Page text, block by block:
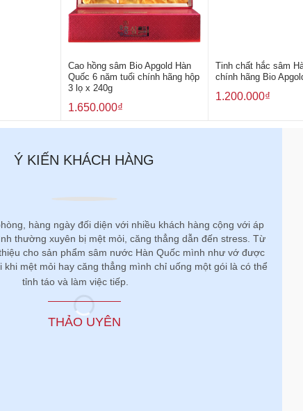
Cao hồng sâm Bio Apgold Hàn
Quốc 6 năm tuổi chính hãng hộp
3 lọ x 240g
1.650.000₫
Tinh chất hắc sâm
chính hãng Bio
1.200.000₫
Ý KIẾN KHÁCH HÀNG
hàng ngày đối diện với nhiều khách hàng cộng với áp
thường xuyên bị mệt mỏi, căng thẳng dẫn đến stress. Từ
cho sản phẩm sâm nước Hàn Quốc mình như vớ được
khi mệt mỏi hay căng thẳng mình chỉ uống một gói là có thể
tỉnh táo và làm việc tiếp.
THẢO UYÊN
độ,
cho
trái